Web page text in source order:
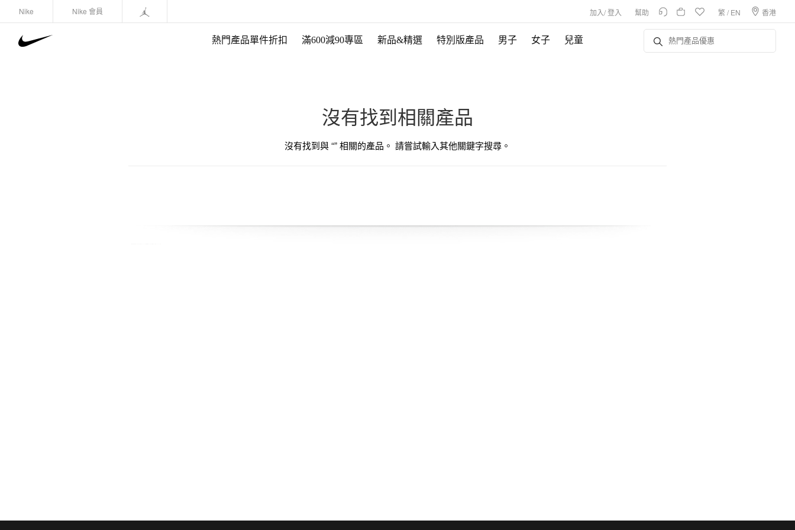
Nike Nike 會員 加入/登入 幫助 繁/ EN 香港
熱門產品單件折扣 滿600減90專區 新品&精選 特別版產品 男子 女子 兒童
沒有找到相關產品
沒有找到與 “” 相關的產品。 請嘗試輸入其他關鍵字搜尋。